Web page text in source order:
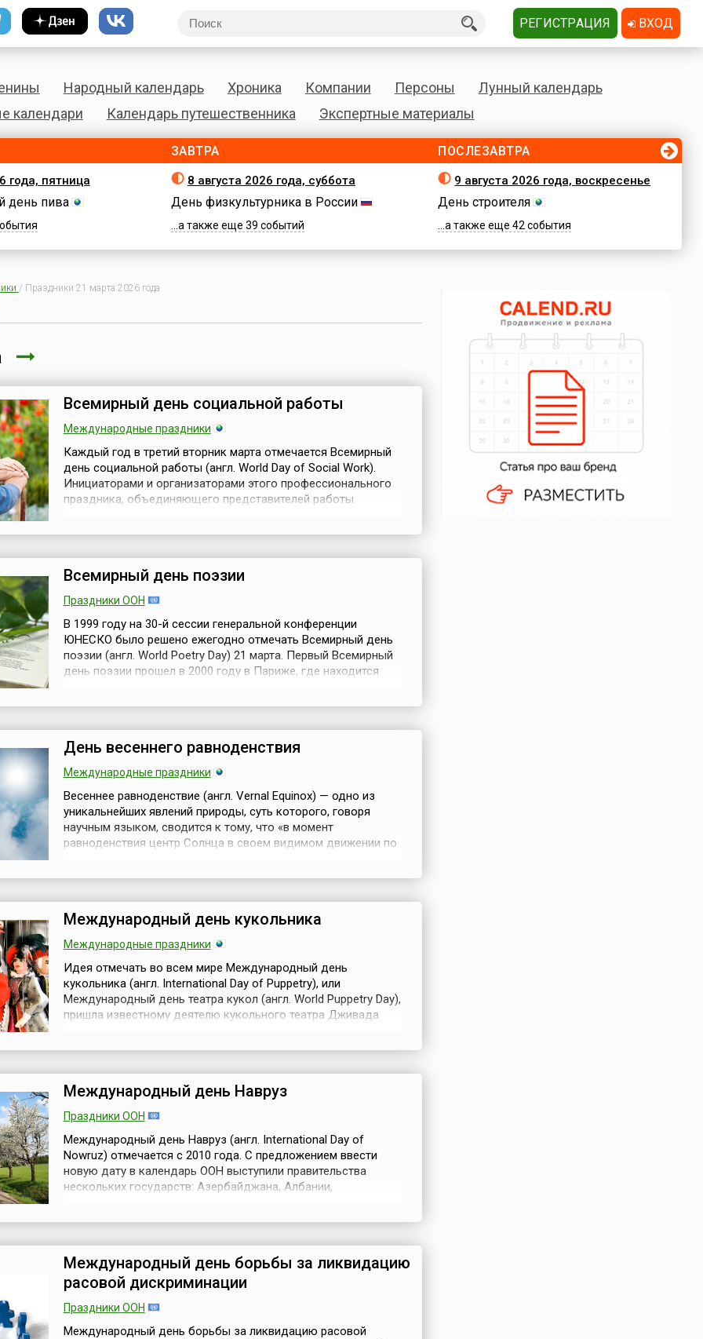
Народный календарь Хроника Компании Персоны
Лунный календарь
календари
Календарь путешественника Экспертные материалы
года, пятница
день пива
ЗАВТРА
8 августа 2026 года, суббота
День физкультурника в России
...а также еще 39 событий
ПОСЛЕЗАВТРА
9 августа 2026 года, воскресенье
День строителя
...а также еще 42 события
/ Праздники 21 марта 2026 года
Всемирный день социальной работы
Международные праздники
Каждый год в третий вторник марта отмечается Всемирный
день социальной работы (англ. World Day of Social Work).
Инициаторами и организаторами этого профессионального
праздника, объединяющего представителей работы
Международная Ассоциация шко...
Всемирный день поэзии
Праздники ООН
В 1999 году на 30-й сессии генеральной конференции
ЮНЕСКО было решено ежегодно отмечать Всемирный день
поэзии (англ. World Poetry Day) 21 марта. Первый Всемирный
день поэзии прошел в 2000 году в Париже, где находится
для этого необходимо при...
День весеннего равноденствия
Международные праздники
Весеннее равноденствие (англ. Vernal Equinox) — одно из
уникальнейших явлений природы, суть которого, говоря
научным языком, сводится к тому, что «в момент
равноденствия центр Солнца в своем видимом движении по
день Земл...
Международный день кукольника
Международные праздники
Идея отмечать во всем мире Международный день
кукольника (англ. International Day of Puppetry), или
Международный день театра кукол (англ. World Puppetry Day),
пришла известному деятелю кукольного театра Дживада
вынес данное предложен...
Международный день Навруз
Праздники ООН
Международный день Навруз (англ. International Day of
Nowruz) отмечается с 2010 года. С предложением ввести
новую дату в календарь ООН выступили правительства
нескольких государств: Азербайджана, Албании,
стран и закрепила за 21 марта междуна...
Международный день борьбы за ликвидацию
расовой дискриминации
Праздники ООН
Международный день борьбы за ликвидацию расовой
РЕГИСТРАЦИЯ ВХОД